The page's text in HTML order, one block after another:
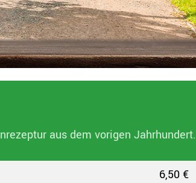
aus dem vorigen Jahrhundert.
6,50 €